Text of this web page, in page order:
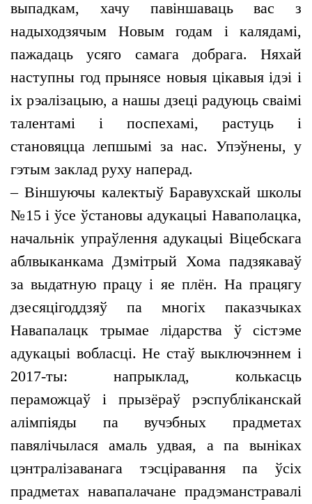
выпадкам, хачу павіншаваць вас з
надыходзячым Новым годам і калядамі,
пажадаць усяго самага добрага. Няхай
наступны год прынясе новыя цікавыя ідэі і
іх рэалізацыю, а нашы дзеці радуюць сваімі
талентамі і поспехамі, растуць і
становяцца лепшымі за нас. Упэўнены, у
гэтым заклад руху наперад.
– Віншуючы калектыў Баравухскай школы
№15 і ўсе ўстановы адукацыі Наваполацка,
начальнік упраўлення адукацыі Віцебскага
аблвыканкама Дзмітрый Хома падзякаваў
за выдатную працу і яе плён. На працягу
дзесяцігоддзяў па многіх паказчыках
Навапалацк трымае лідарства ў сістэме
адукацыі вобласці. Не стаў выключэннем і
2017-ты: напрыклад, колькасць
пераможцаў і прызёраў рэспубліканскай
алімпіяды па вучэбных прадметах
павялічылася амаль удвая, а па выніках
цэнтралізаванага тэсціравання па ўсіх
прадметах навапалачане прадэманстравалі